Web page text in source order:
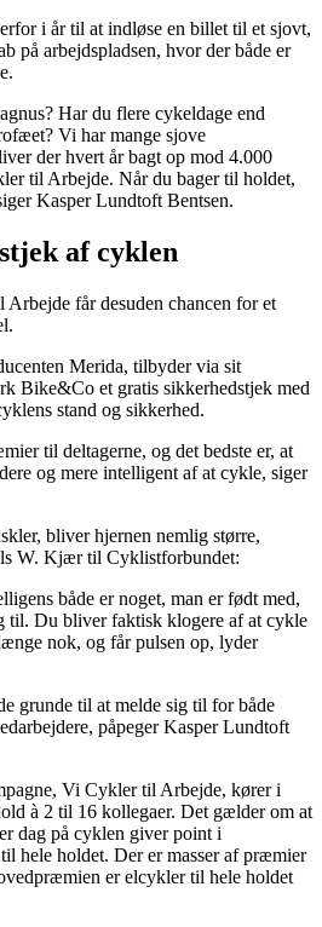
i år til at indløse en billet til et sjovt,
på arbejdspladsen, hvor der både er
Har du flere cykeldage end
Vi har mange sjove
der hvert år bagt op mod 4.000
til Arbejde. Når du bager til holdet,
Kasper Lundtoft Bentsen.
af cyklen
får desuden chancen for et
Merida, tilbyder via sit
Bike&Co et gratis sikkerhedstjek med
stand og sikkerhed.
til deltagerne, og det bedste er, at
og mere intelligent af at cykle, siger
bliver hjernen nemlig større,
W. Kjær til Cyklistforbundet:
både er noget, man er født med,
til. Du bliver faktisk klogere af at cykle
nok, og får pulsen op, lyder
grunde til at melde sig til for både
påpeger Kasper Lundtoft
Vi Cykler til Arbejde, kører i
à 2 til 16 kollegaer. Det gælder om at
dag på cyklen giver point i
hele holdet. Der er masser af præmier
er elcykler til hele holdet